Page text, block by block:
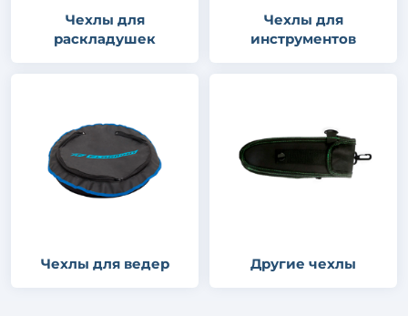
Чехлы для
раскладушек
Чехлы для
инструментов
Чехлы для ведер Другие чехлы